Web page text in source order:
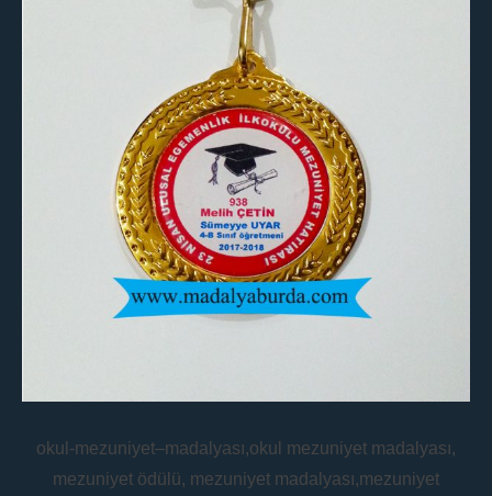
okul-mezuniyet–madalyası,okul mezuniyet madalyası,
mezuniyet ödülü, mezuniyet madalyası,mezuniyet